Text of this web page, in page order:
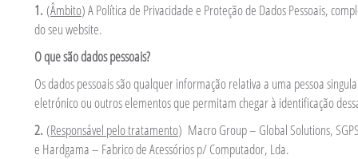
1. (Âmbito) A Política de Privacidade e Proteção de Dados Pessoais,
do seu website.
O que são dados pessoais?
Os dados pessoais são qualquer informação relativa a uma pessoa
eletrónico ou outros elementos que permitam chegar à identificação
2. (Responsável pelo tratamento) Macro Group – Global Solutions,
e Hardgama – Fabrico de Acessórios p/ Computador, Lda.